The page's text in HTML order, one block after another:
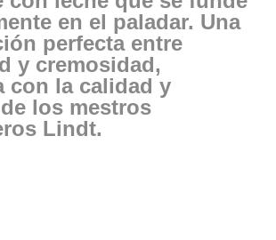
en el paladar. Una
perfecta entre
y cremosidad,
con la calidad y
los mestros
Lindt.